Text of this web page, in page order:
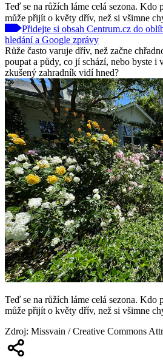
Teď se na růžích láme celá sezona. Kdo
může přijít o květy dřív, než si všimne
Přidejte si obsah Centrum.cz do
hledání a Google zprávy
Růže často varuje dřív, než začne
poupat a půdy, co jí schází, nebo byste i
zkušený zahradník vidí hned?
Teď se na růžích láme celá sezona. Kdo
může přijít o květy dřív, než si všimne
Zdroj: Missvain / Creative Commons